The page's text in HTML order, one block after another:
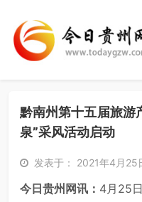
黔南州第十五届旅游
泉”采风活动启动
发表于： 2021年4月25
今日贵州网讯： 4月25